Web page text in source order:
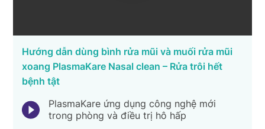
Hướng dẫn dùng bình rửa mũi và muối rửa mũi
xoang PlasmaKare Nasal clean – Rửa trôi hết
bệnh tật
PlasmaKare ứng dụng công nghệ mới
trong phòng và điều trị hô hấp